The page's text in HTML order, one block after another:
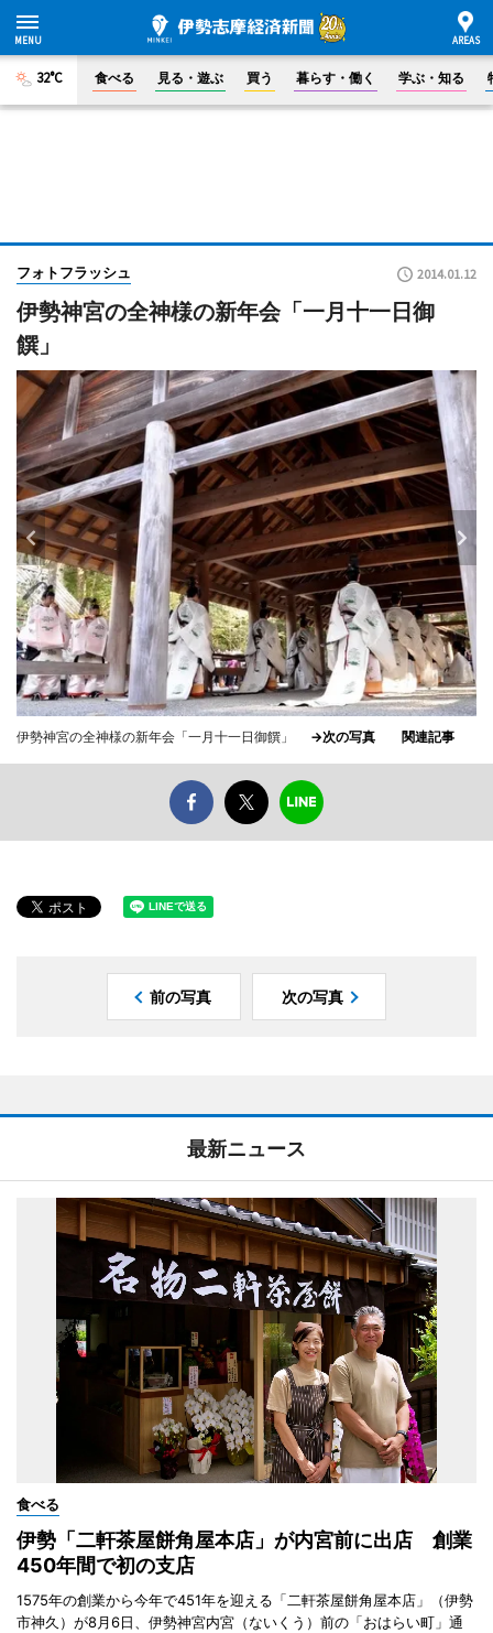
32°C 食べる 見る・遊ぶ 買う 暮らす・働く 学ぶ・知る
フォトフラッシュ 2014.01.12
伊勢神宮の全神様の新年会「一月十一日御
饌」
伊勢神宮の全神様の新年会「一月十一日御饌」 →次の写真 関連記事
前の写真 次の写真
最新ニュース
食べる
伊勢「二軒茶屋餅角屋本店」が内宮前に出店 創業
450年間で初の支店
1575年の創業から今年で451年を迎える「二軒茶屋餅角屋本店」（伊勢
市神久）が8月6日、伊勢神宮内宮（ないくう）前の「おはらい町」通